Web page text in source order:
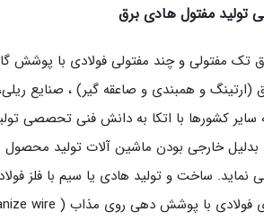
مفتول هادی برق
تک مفتولی و چند مفتولی فولادی با پوشش
(ارتینگ و همبندی و صاعقه گیر) ، صنایع
سایر کشورها با اتکا به دانش فنی تحصصی
بدلیل خارجی بودن ماشین آلات تولید